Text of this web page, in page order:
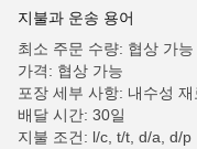
지불과 운송 용어
최소 주문 수량: 협상 가능
가격: 협상 가능
포장 세부 사항: 내수성
배달 시간: 30일
지불 조건: l/c, t/t, d/a, d/p